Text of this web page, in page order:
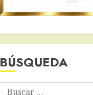
BÚSQUEDA
Buscar: